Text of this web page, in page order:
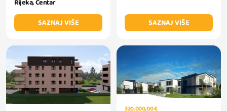
Rijeka, Centar
SAZNAJ VIŠE
SAZNAJ VIŠE
320.000,00 €